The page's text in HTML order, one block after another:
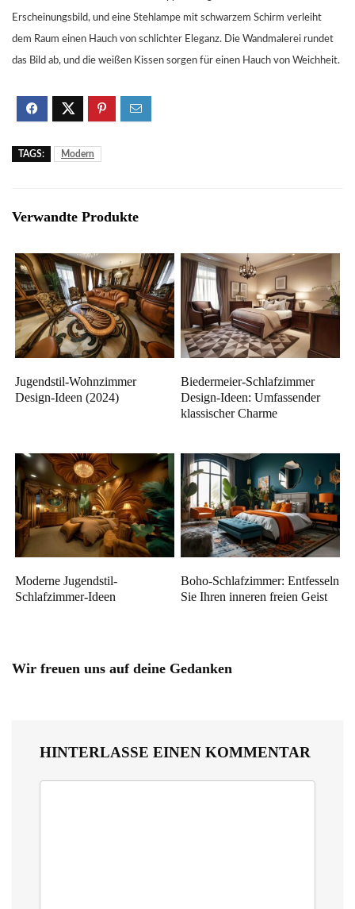
Erscheinungsbild, und eine Stehlampe mit schwarzem Schirm verleiht
dem Raum einen Hauch von schlichter Eleganz. Die Wandmalerei rundet
das Bild ab, und die weißen Kissen sorgen für einen Hauch von Weichheit.
TAGS: Modern
Verwandte Produkte
Jugendstil-Wohnzimmer
Design-Ideen (2024)
Biedermeier-Schlafzimmer
Design-Ideen: Umfassender
klassischer Charme
Moderne Jugendstil-
Schlafzimmer-Ideen
Boho-Schlafzimmer: Entfesseln
Sie Ihren inneren freien Geist
Wir freuen uns auf deine Gedanken
HINTERLASSE EINEN KOMMENTAR